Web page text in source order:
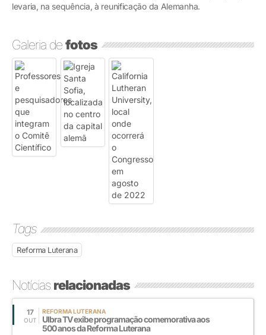
levaria, na sequência, à reunificação da Alemanha.
Galeria defotos
Tags
Reforma Luterana
Notíciasrelacionadas
17
OUT
REFORMA LUTERANA
Ulbra TV exibe programação comemorativa aos
500 anos da Reforma Luterana